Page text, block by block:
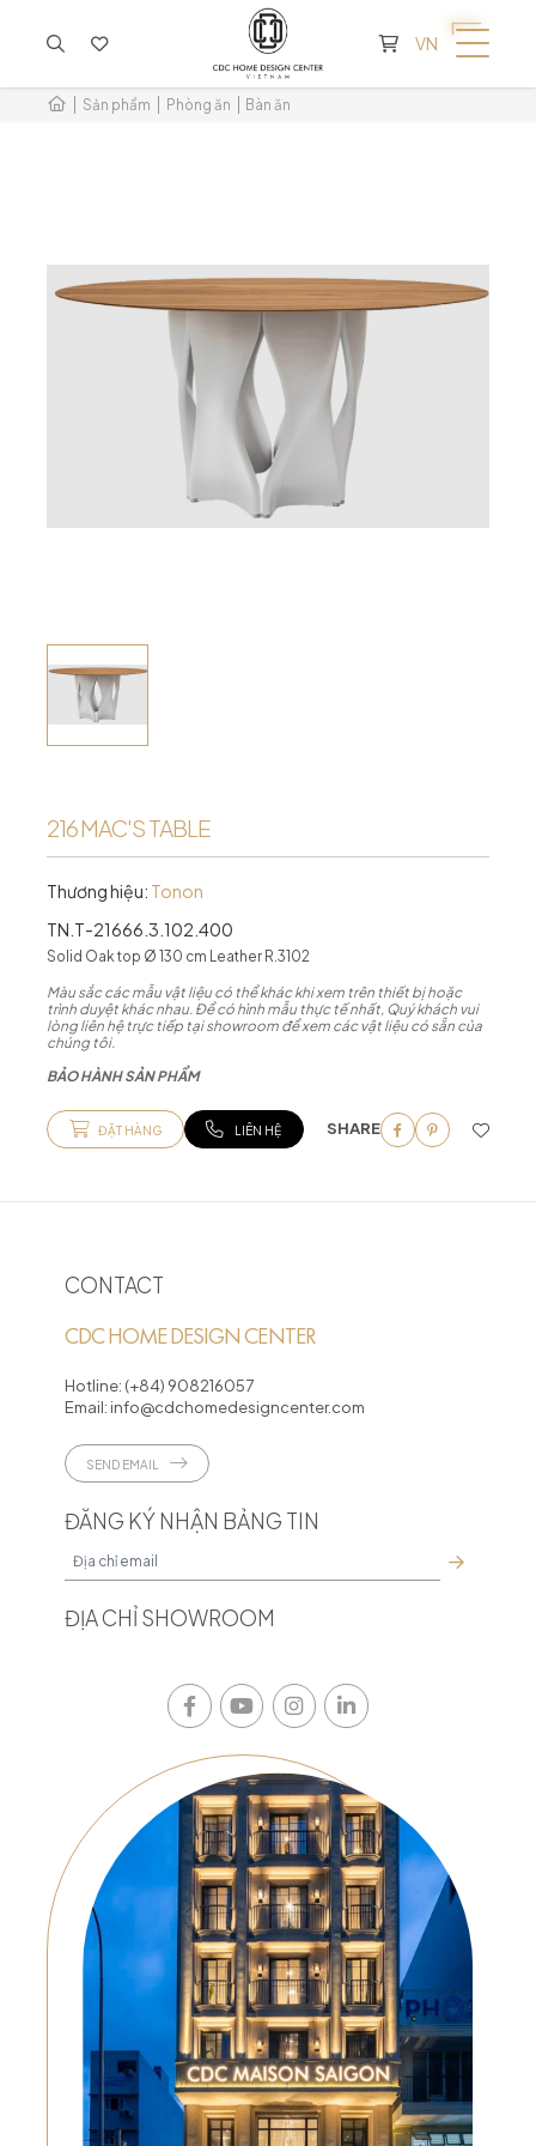
KHÔNG CÓ SẢN PHẨM TRONG GIỎ HÀNG
VN
Sản phẩm Phòng ăn Bàn ăn
216 MAC'S TABLE
Thương hiệu: Tonon
TN.T-21666.3.102.400
Solid Oak top Ø 130 cm Leather R.3102
Màu sắc các mẫu vật liệu có thể khác khi xem trên thiết bị hoặc
trình duyệt khác nhau. Để có hình mẫu thực tế nhất, Quý khách vui
lòng liên hệ trực tiếp tại showroom để xem các vật liệu có sẵn của
chúng tôi.
BẢO HÀNH SẢN PHẨM
ĐẶT HÀNG LIÊN HỆ SHARE
CONTACT
CDC HOME DESIGN CENTER
Hotline: (+84) 908216057
Email: info@cdchomedesigncenter.com
SEND EMAIL
ĐĂNG KÝ NHẬN BẢNG TIN
ĐỊA CHỈ SHOWROOM